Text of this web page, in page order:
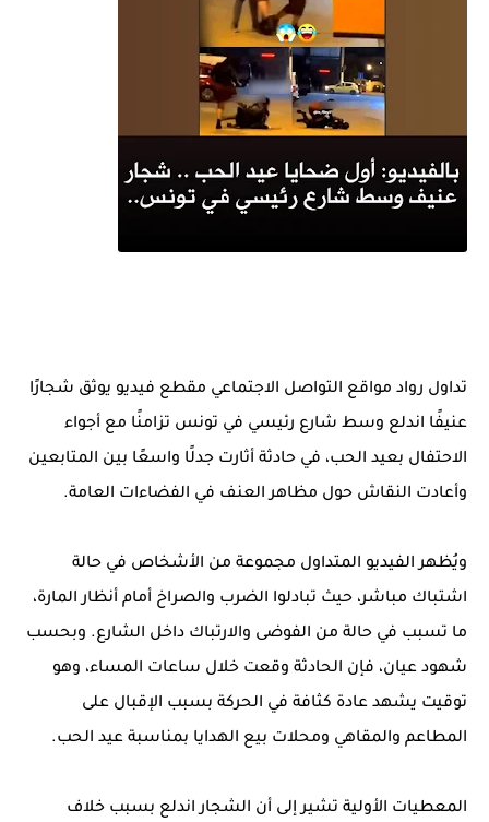
تداول رواد مواقع التواصل الاجتماعي مقطع فيديو يوثق شجارًا
عنيفًا اندلع وسط شارع رئيسي في تونس تزامنًا مع أجواء
الاحتفال بعيد الحب، في حادثة أثارت جدلًا واسعًا بين المتابعين
وأعادت النقاش حول مظاهر العنف في الفضاءات العامة.
ويُظهر الفيديو المتداول مجموعة من الأشخاص في حالة
اشتباك مباشر، حيث تبادلوا الضرب والصراخ أمام أنظار المارة،
ما تسبب في حالة من الفوضى والارتباك داخل الشارع. وبحسب
شهود عيان، فإن الحادثة وقعت خلال ساعات المساء، وهو
توقيت يشهد عادة كثافة في الحركة بسبب الإقبال على
المطاعم والمقاهي ومحلات بيع الهدايا بمناسبة عيد الحب.
المعطيات الأولية تشير إلى أن الشجار اندلع بسبب خلاف